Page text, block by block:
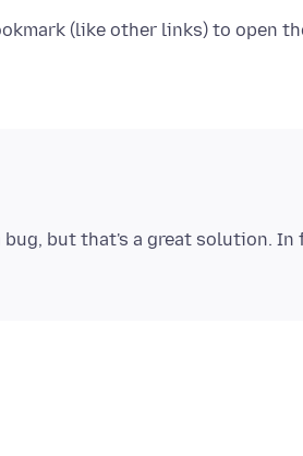
(like other links) to open
bug, but that's a great solution. In